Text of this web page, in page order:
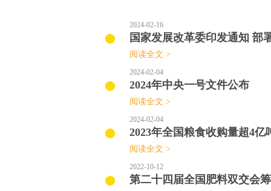
2024-02-16
国家发展改革委印发通知 部
阅读全文 >
2024-02-04
2024年中央一号文件公布
阅读全文 >
2024-02-04
2023年全国粮食收购量超4亿
阅读全文 >
2022-10-12
第二十四届全国肥料双交会